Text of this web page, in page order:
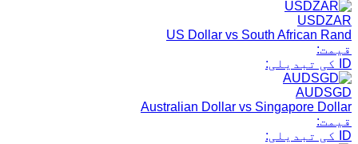
USDZAR
US Dollar vs South African Rand
قیمت:
ID کی تبدیلی:
AUDSGD
Australian Dollar vs Singapore Dollar
قیمت:
ID کی تبدیلی: